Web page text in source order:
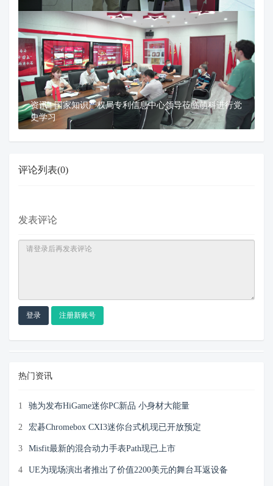
资讯 | 国家知识产权局专利信息中心领导莅临萌科进行党
史学习
评论列表(0)
发表评论
登录 注册新账号
热门资讯
1 驰为发布HiGame迷你PC新品 小身材大能量
2 宏碁Chromebox CXI3迷你台式机现已开放预定
3 Misfit最新的混合动力手表Path现已上市
4 UE为现场演出者推出了价值2200美元的舞台耳返设备